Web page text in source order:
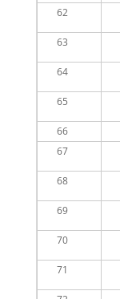
62
63
64
65
66
67
68
69
70
71